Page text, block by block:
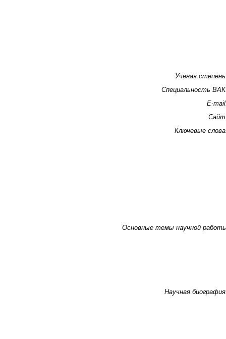
Ученая
Специальность
E-
Ключевые
Основные темы научной
Научная